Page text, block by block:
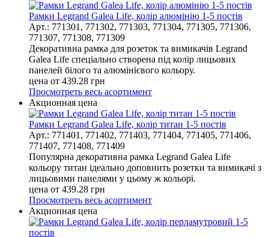
Рамки Legrand Galea Life, колір алюмінію 1-5 постів
Арт.: 771301, 771302, 771303, 771304, 771305, 771306,
771307, 771308, 771309
Декоративна рамка для розеток та вимикачів Legrand
Galea Life спеціально створена під колір лицьових
панелей білого та алюмінієвого кольору.
цена от 439.28 грн
Просмотреть весь асортимент
Акционная цена
Рамки Legrand Galea Life, колір титан 1-5 постів
Арт.: 771401, 771402, 771403, 771404, 771405, 771406,
771407, 771408, 771409
Популярна декоративна рамка Legrand Galea Life
кольору титан ідеально доповнить розетки та вимикачі з
лицьовими панелями у цьому ж кольорі.
цена от 439.28 грн
Просмотреть весь асортимент
Акционная цена